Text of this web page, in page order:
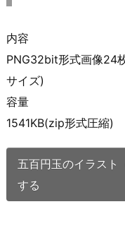
内容
PNG32bit形式画像24
サイズ)
容量
1541KB(zip形式圧縮)
五百円玉のイラスト
する